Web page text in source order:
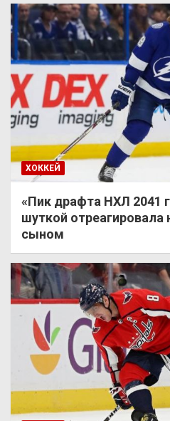
ХОККЕЙ
«Пик драфта НХЛ 2041
шуткой отреагировала
сыном